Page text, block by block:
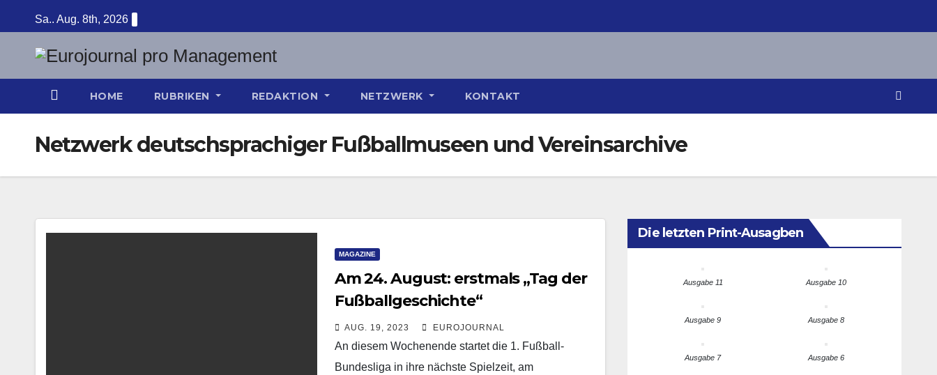
Inhalt
springen
Sa.. Aug. 8th, 2026
HOME RUBRIKEN REDAKTION NETZWERK KONTAKT
Netzwerk deutschsprachiger Fußballmuseen und Vereinsarchive
MAGAZINE
Am 24. August: erstmals „Tag der
Fußballgeschichte“
AUG. 19, 2023 EUROJOURNAL
An diesem Wochenende startet die 1. Fußball-
Bundesliga in ihre nächste Spielzeit, am
Die letzten Print-Ausagben
Ausgabe 11 Ausgabe 10
Ausgabe 9 Ausgabe 8
Ausgabe 7 Ausgabe 6